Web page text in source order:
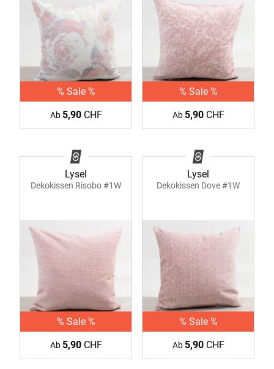
% Sale %
Ab 5,90CHF
% Sale %
Ab 5,90CHF
Lysel
Dekokissen Risobo #1W
% Sale %
Ab 5,90CHF
Lysel
Dekokissen Dove #1W
% Sale %
Ab 5,90CHF